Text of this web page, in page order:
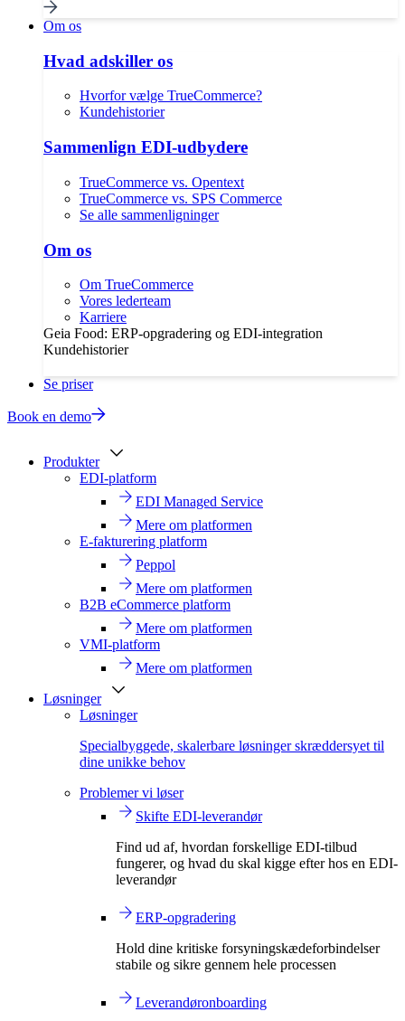
Om os
Hvad adskiller os
Hvorfor vælge TrueCommerce?
Kundehistorier
Sammenlign EDI-udbydere
TrueCommerce vs. Opentext
TrueCommerce vs. SPS Commerce
Se alle sammenligninger
Om os
Om TrueCommerce
Vores lederteam
Karriere
Geia Food: ERP-opgradering og EDI-integration
Kundehistorier
Se priser
Book en demo
Produkter
EDI-platform
EDI Managed Service
Mere om platformen
E-fakturering platform
Peppol
Mere om platformen
B2B eCommerce platform
Mere om platformen
VMI-platform
Mere om platformen
Løsninger
Løsninger
Specialbyggede, skalerbare løsninger skræddersyet til
dine unikke behov
Problemer vi løser
Skifte EDI-leverandør
Find ud af, hvordan forskellige EDI-tilbud
fungerer, og hvad du skal kigge efter hos en EDI-
leverandør
ERP-opgradering
Hold dine kritiske forsyningskædeforbindelser
stabile og sikre gennem hele processen
Leverandøronboarding